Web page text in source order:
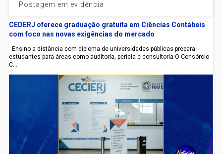
Postagem em evidência
CEDERJ oferece graduação gratuita em Ciências Contábeis
com foco nas novas exigências do mercado
Ensino a distância com diploma de universidades públicas prepara
estudantes para áreas como auditoria, perícia e consultoria O Consórcio
C...